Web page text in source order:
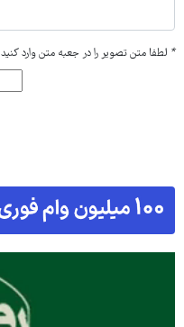
* لطفا متن تصویر را در جعبه متن وارد کنید